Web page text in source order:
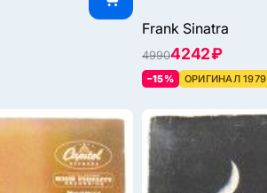
Frank Sinatra
49904242 ₽
–15% ОРИГИНАЛ 1979